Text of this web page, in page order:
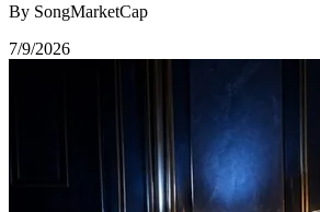
By SongMarketCap
7/9/2026